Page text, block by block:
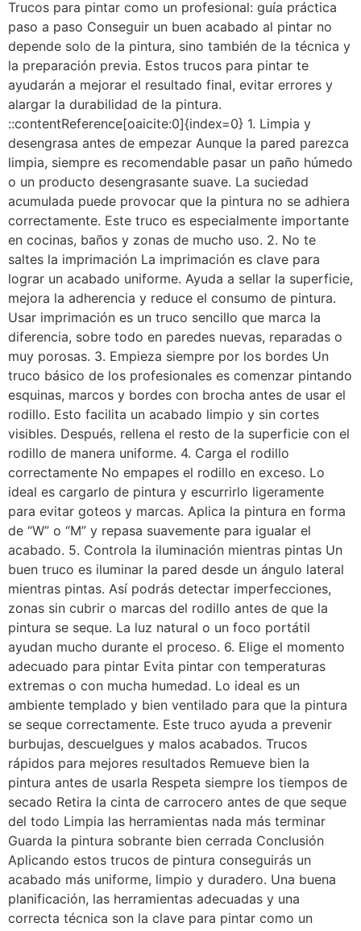
Trucos para pintar como un profesional: guía práctica
paso a paso Conseguir un buen acabado al pintar no
depende solo de la pintura, sino también de la técnica y
la preparación previa. Estos trucos para pintar te
ayudarán a mejorar el resultado final, evitar errores y
alargar la durabilidad de la pintura.
::contentReference[oaicite:0]{index=0} 1. Limpia y
desengrasa antes de empezar Aunque la pared parezca
limpia, siempre es recomendable pasar un paño húmedo
o un producto desengrasante suave. La suciedad
acumulada puede provocar que la pintura no se adhiera
correctamente. Este truco es especialmente importante
en cocinas, baños y zonas de mucho uso. 2. No te
saltes la imprimación La imprimación es clave para
lograr un acabado uniforme. Ayuda a sellar la superficie,
mejora la adherencia y reduce el consumo de pintura.
Usar imprimación es un truco sencillo que marca la
diferencia, sobre todo en paredes nuevas, reparadas o
muy porosas. 3. Empieza siempre por los bordes Un
truco básico de los profesionales es comenzar pintando
esquinas, marcos y bordes con brocha antes de usar el
rodillo. Esto facilita un acabado limpio y sin cortes
visibles. Después, rellena el resto de la superficie con el
rodillo de manera uniforme. 4. Carga el rodillo
correctamente No empapes el rodillo en exceso. Lo
ideal es cargarlo de pintura y escurrirlo ligeramente
para evitar goteos y marcas. Aplica la pintura en forma
de “W” o “M” y repasa suavemente para igualar el
acabado. 5. Controla la iluminación mientras pintas Un
buen truco es iluminar la pared desde un ángulo lateral
mientras pintas. Así podrás detectar imperfecciones,
zonas sin cubrir o marcas del rodillo antes de que la
pintura se seque. La luz natural o un foco portátil
ayudan mucho durante el proceso. 6. Elige el momento
adecuado para pintar Evita pintar con temperaturas
extremas o con mucha humedad. Lo ideal es un
ambiente templado y bien ventilado para que la pintura
se seque correctamente. Este truco ayuda a prevenir
burbujas, descuelgues y malos acabados. Trucos
rápidos para mejores resultados Remueve bien la
pintura antes de usarla Respeta siempre los tiempos de
secado Retira la cinta de carrocero antes de que seque
del todo Limpia las herramientas nada más terminar
Guarda la pintura sobrante bien cerrada Conclusión
Aplicando estos trucos de pintura conseguirás un
acabado más uniforme, limpio y duradero. Una buena
planificación, las herramientas adecuadas y una
correcta técnica son la clave para pintar como un